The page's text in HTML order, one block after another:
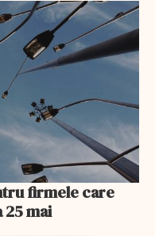
firmele care
25 mai